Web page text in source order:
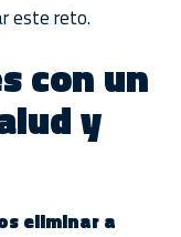
este reto.
con un
y
eliminar a